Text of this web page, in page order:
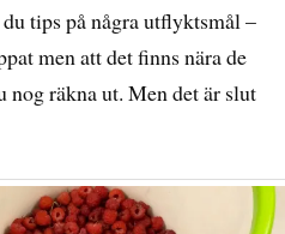
tips på några utflyktsmål –
men att det finns nära de
nog räkna ut. Men det är slut